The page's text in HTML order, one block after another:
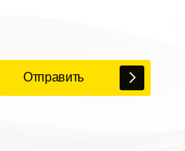
Отправить